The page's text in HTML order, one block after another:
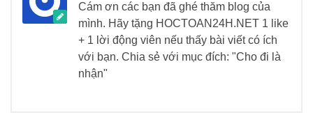
Cám ơn các bạn đã ghé thăm blog của
mình. Hãy tặng HOCTOAN24H.NET 1 like
+ 1 lời động viên nếu thấy bài viết có ích
với bạn. Chia sẻ với mục đích: "Cho đi là
nhận"